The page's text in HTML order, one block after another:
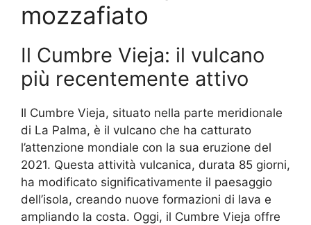
mozzafiato
Il Cumbre Vieja: il vulcano
più recentemente attivo
Il Cumbre Vieja, situato nella parte meridionale
di La Palma, è il vulcano che ha catturato
l’attenzione mondiale con la sua eruzione del
2021. Questa attività vulcanica, durata 85 giorni,
ha modificato significativamente il paesaggio
dell’isola, creando nuove formazioni di lava e
ampliando la costa. Oggi, il Cumbre Vieja offre